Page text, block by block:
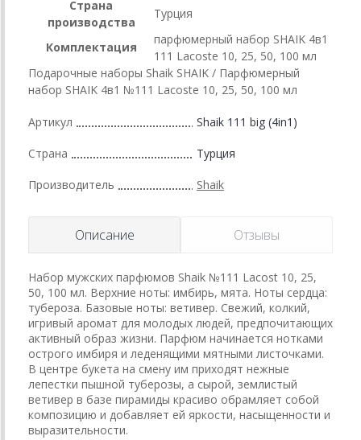
Страна
производства
Турция
Комплектация
парфюмерный набор SHAIK 4в1
111 Lacoste 10, 25, 50, 100 мл
Подарочные наборы Shaik SHAIK / Парфюмерный
набор SHAIK 4в1 №111 Lacoste 10, 25, 50, 100 мл
Артикул Shaik 111 big (4in1)
Страна Турция
Производитель Shaik
Описание Отзывы
Набор мужских парфюмов Shaik №111 Lacost 10, 25,
50, 100 мл. Верхние ноты: имбирь, мята. Ноты сердца:
тубероза. Базовые ноты: ветивер. Свежий, колкий,
игривый аромат для молодых людей, предпочитающих
активный образ жизни. Парфюм начинается нотками
острого имбиря и леденящими мятными листочками.
В центре букета на смену им приходят нежные
лепестки пышной туберозы, а сырой, землистый
ветивер в базе пирамиды красиво обрамляет собой
композицию и добавляет ей яркости, насыщенности и
выразительности.